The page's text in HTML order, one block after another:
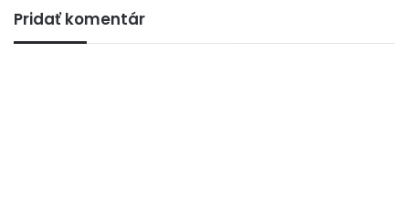
Pridať komentár